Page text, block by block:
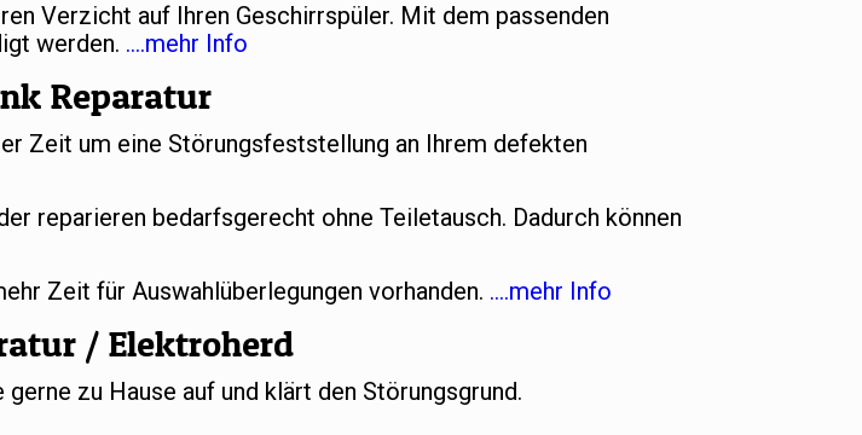
Verzicht auf Ihren Geschirrspüler. Mit dem passenden
werden. ….mehr Info
Reparatur
Zeit um eine Störungsfeststellung an Ihrem defekten
reparieren bedarfsgerecht ohne Teiletausch. Dadurch können
Zeit für Auswahlüberlegungen vorhanden. ….mehr Info
/ Elektroherd
zu Hause auf und klärt den Störungsgrund.